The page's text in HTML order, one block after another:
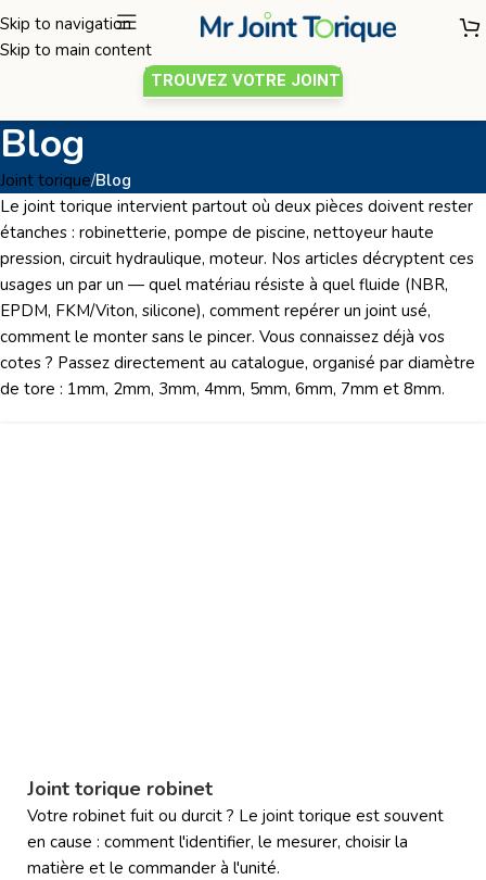
Skip to navigation
Skip to main content
TROUVEZ VOTRE JOINT
Blog
Joint torique/Blog
Le joint torique intervient partout où deux pièces doivent rester
étanches : robinetterie, pompe de piscine, nettoyeur haute
pression, circuit hydraulique, moteur. Nos articles décryptent ces
usages un par un — quel matériau résiste à quel fluide (NBR,
EPDM, FKM/Viton, silicone), comment repérer un joint usé,
comment le monter sans le pincer. Vous connaissez déjà vos
cotes ? Passez directement au catalogue, organisé par diamètre
de tore : 1mm, 2mm, 3mm, 4mm, 5mm, 6mm, 7mm et 8mm.
Joint torique robinet
Votre robinet fuit ou durcit ? Le joint torique est souvent
en cause : comment l'identifier, le mesurer, choisir la
matière et le commander à l'unité.